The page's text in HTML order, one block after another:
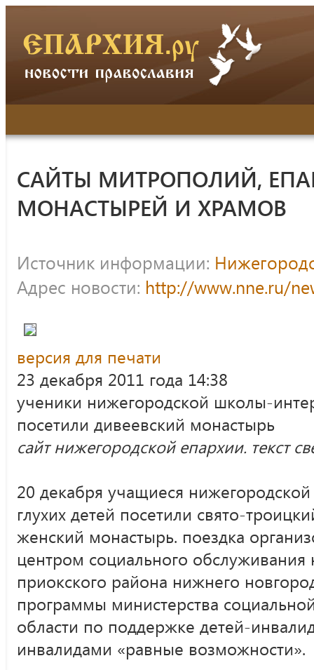
САЙТЫ МИТРОПОЛИЙ,
МОНАСТЫРЕЙ И ХРАМОВ
Источник информации:
Адрес новости: http://www.nne.ru/
версия для печати
23 декабря 2011 года 14:38
ученики нижегородской школы-
посетили дивеевский монастырь
сайт нижегородской епархии. текст
20 декабря учащиеся
глухих детей посетили свято-
женский монастырь. поездка
центром социального обслуживания
приокского района нижнего
программы министерства
области по поддержке детей-
инвалидами «равные возможности».